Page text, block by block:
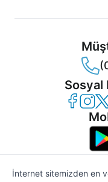
Sosyal
Casper
İnternet sitemizden en